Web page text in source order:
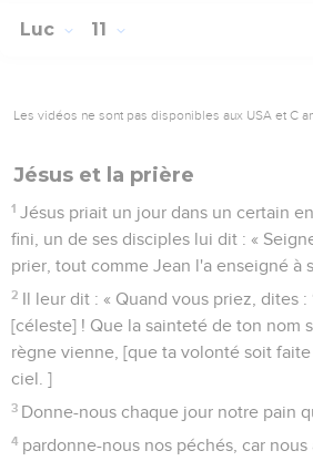
Luc 11
Les vidéos ne sont pas disponibles aux USA et C
Jésus et la prière
1 Jésus priait un jour dans un certain
fini, un de ses disciples lui dit : «
prier, tout comme Jean l'a enseigné à
2 Il leur dit : « Quand vous priez, dites :
[céleste] ! Que la sainteté de ton nom
règne vienne, [que ta volonté soit
ciel. ]
3 Donne-nous chaque jour notre pain
4 pardonne-nous nos péchés, car nous